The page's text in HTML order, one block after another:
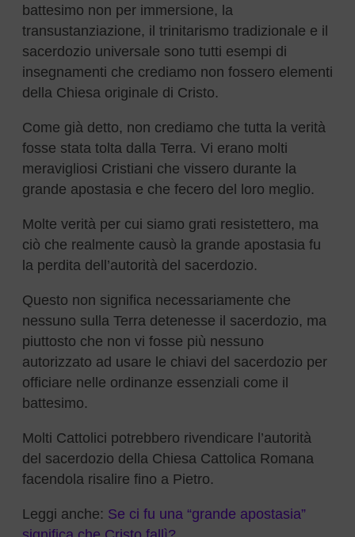
battesimo non per immersione, la
transustanziazione, il trinitarismo tradizionale e il
sacerdozio universale sono tutti esempi di
insegnamenti che crediamo non fossero elementi
della Chiesa originale di Cristo.
Come già detto, non crediamo che tutta la verità
fosse stata tolta dalla Terra. Vi erano molti
meravigliosi Cristiani che vissero durante la
grande apostasia e che fecero del loro meglio.
Molte verità per cui siamo grati resistettero, ma
ciò che realmente causò la grande apostasia fu
la perdita dell’autorità del sacerdozio.
Questo non significa necessariamente che
nessuno sulla Terra detenesse il sacerdozio, ma
piuttosto che non vi fosse più nessuno
autorizzato ad usare le chiavi del sacerdozio per
officiare nelle ordinanze essenziali come il
battesimo.
Molti Cattolici potrebbero rivendicare l’autorità
del sacerdozio della Chiesa Cattolica Romana
facendola risalire fino a Pietro.
Leggi anche: Se ci fu una “grande apostasia”